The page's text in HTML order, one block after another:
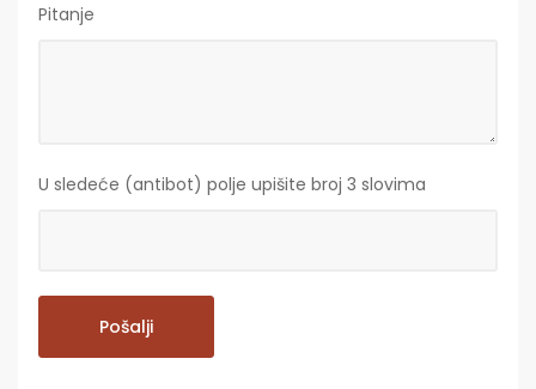
Pitanje
U sledeće (antibot) polje upišite broj 3 slovima